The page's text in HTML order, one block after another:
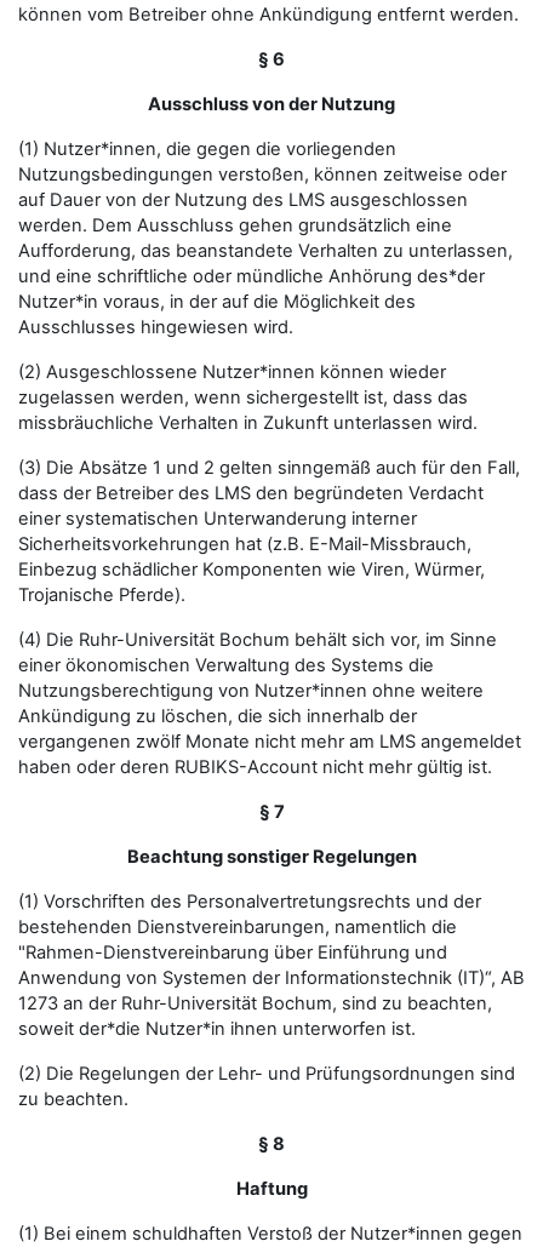
können vom Betreiber ohne Ankündigung entfernt werden.
§ 6
Ausschluss von der Nutzung
(1) Nutzer*innen, die gegen die vorliegenden
Nutzungsbedingungen verstoßen, können zeitweise oder
auf Dauer von der Nutzung des LMS ausgeschlossen
werden. Dem Ausschluss gehen grundsätzlich eine
Aufforderung, das beanstandete Verhalten zu unterlassen,
und eine schriftliche oder mündliche Anhörung des*der
Nutzer*in voraus, in der auf die Möglichkeit des
Ausschlusses hingewiesen wird.
(2) Ausgeschlossene Nutzer*innen können wieder
zugelassen werden, wenn sichergestellt ist, dass das
missbräuchliche Verhalten in Zukunft unterlassen wird.
(3) Die Absätze 1 und 2 gelten sinngemäß auch für den Fall,
dass der Betreiber des LMS den begründeten Verdacht
einer systematischen Unterwanderung interner
Sicherheitsvorkehrungen hat (z.B. E-Mail-Missbrauch,
Einbezug schädlicher Komponenten wie Viren, Würmer,
Trojanische Pferde).
(4) Die Ruhr-Universität Bochum behält sich vor, im Sinne
einer ökonomischen Verwaltung des Systems die
Nutzungsberechtigung von Nutzer*innen ohne weitere
Ankündigung zu löschen, die sich innerhalb der
vergangenen zwölf Monate nicht mehr am LMS angemeldet
haben oder deren RUBIKS-Account nicht mehr gültig ist.
§ 7
Beachtung sonstiger Regelungen
(1) Vorschriften des Personalvertretungsrechts und der
bestehenden Dienstvereinbarungen, namentlich die
"Rahmen-Dienstvereinbarung über Einführung und
Anwendung von Systemen der Informationstechnik (IT)“, AB
1273 an der Ruhr-Universität Bochum, sind zu beachten,
soweit der*die Nutzer*in ihnen unterworfen ist.
(2) Die Regelungen der Lehr- und Prüfungsordnungen sind
zu beachten.
§ 8
Haftung
(1) Bei einem schuldhaften Verstoß der Nutzer*innen gegen